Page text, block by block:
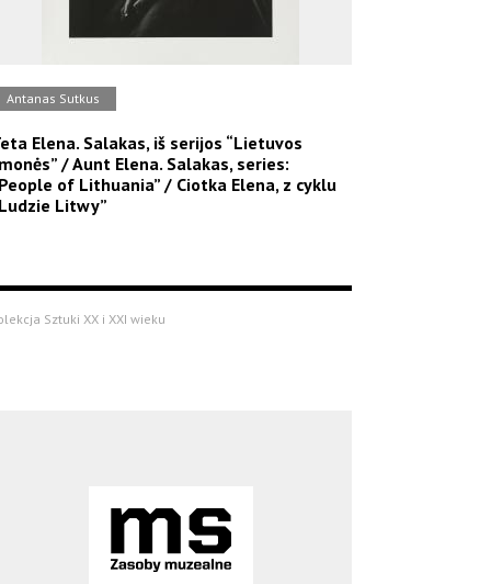
Antanas Sutkus
Elena. Salakas, iš serijos “Lietuvos
/ Aunt Elena. Salakas, series:
of Lithuania” / Ciotka Elena, z cyklu
Litwy”
Sztuki XX i XXI wieku